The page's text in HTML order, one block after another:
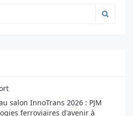
salon InnoTrans 2026 : PJM
ferroviaires d'avenir à